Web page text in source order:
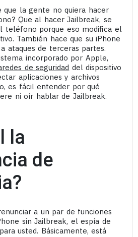
que la gente no quiera hacer
Que al hacer Jailbreak, se
teléfono porque eso modifica el
También hace que su iPhone
ataques de terceras partes.
incorporado por Apple,
de seguridad del dispositivo
aplicaciones y archivos
es fácil entender por qué
ni oír hablar de Jailbreak.
la
de
a un par de funciones
sin Jailbreak, el espía de
usted. Básicamente, está